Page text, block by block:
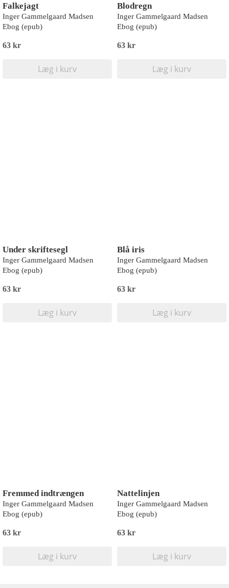
Falkejagt
Inger Gammelgaard Madsen
Ebog (epub)
63 kr
Læg i kurv
Blodregn
Inger Gammelgaard Madsen
Ebog (epub)
63 kr
Læg i kurv
Under skriftesegl
Inger Gammelgaard Madsen
Ebog (epub)
63 kr
Læg i kurv
Blå iris
Inger Gammelgaard Madsen
Ebog (epub)
63 kr
Læg i kurv
Fremmed indtrængen
Inger Gammelgaard Madsen
Ebog (epub)
63 kr
Læg i kurv
Nattelinjen
Inger Gammelgaard Madsen
Ebog (epub)
63 kr
Læg i kurv